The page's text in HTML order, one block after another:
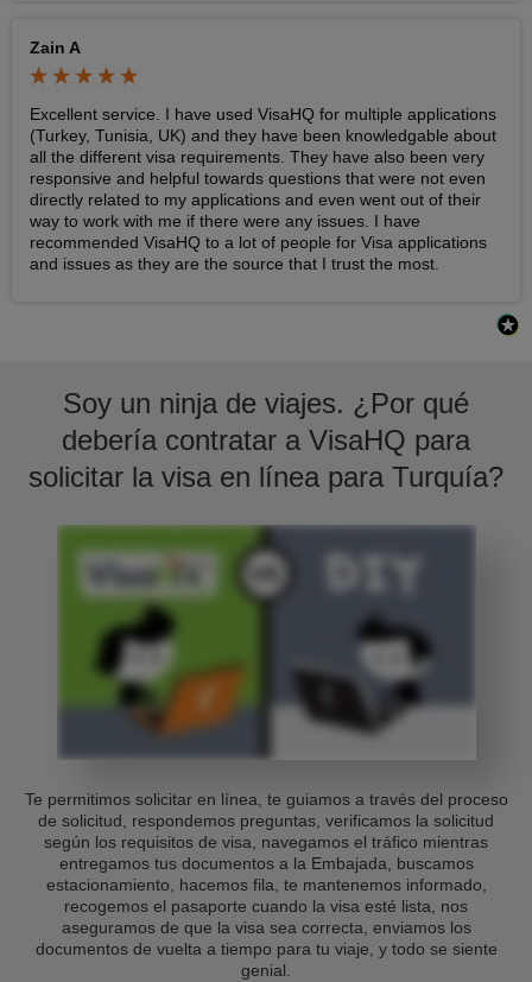
Zain A
Excellent service. I have used VisaHQ for multiple applications
(Turkey, Tunisia, UK) and they have been knowledgable about
all the different visa requirements. They have also been very
responsive and helpful towards questions that were not even
directly related to my applications and even went out of their
way to work with me if there were any issues. I have
recommended VisaHQ to a lot of people for Visa applications
and issues as they are the source that I trust the most.
Soy un ninja de viajes. ¿Por qué
debería contratar a VisaHQ para
solicitar la visa en línea para Turquía?
Te permitimos solicitar en línea, te guiamos a través del proceso
de solicitud, respondemos preguntas, verificamos la solicitud
según los requisitos de visa, navegamos el tráfico mientras
entregamos tus documentos a la Embajada, buscamos
estacionamiento, hacemos fila, te mantenemos informado,
recogemos el pasaporte cuando la visa esté lista, nos
aseguramos de que la visa sea correcta, enviamos los
documentos de vuelta a tiempo para tu viaje, y todo se siente
genial.